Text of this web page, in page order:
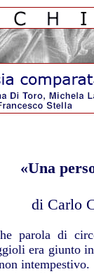
«Una
di Carlo
parola di
era giunto
intempestivo.